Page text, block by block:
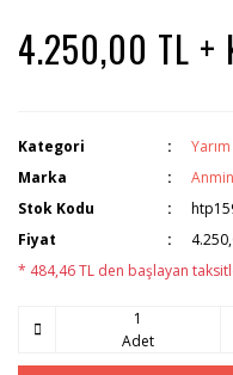
4.250,00 TL +
Kategori
Marka
Anmin
Stok Kodu
Fiyat
* 484,46 TL den başlayan
Adet